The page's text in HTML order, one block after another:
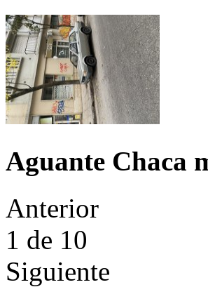
Aguante Chaca
Anterior
1 de 10
Siguiente